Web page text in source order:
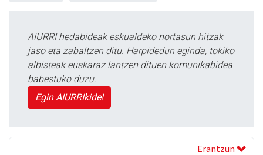
AIURRI hedabideak eskualdeko nortasun hitzak
jaso eta zabaltzen ditu. Harpidedun eginda, tokiko
albisteak euskaraz lantzen dituen komunikabidea
babestuko duzu.
Egin AIURRIkide!
Erantzun